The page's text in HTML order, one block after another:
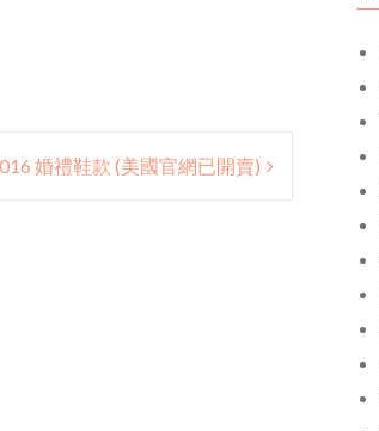
婚禮鞋款 (美國官網已開賣)